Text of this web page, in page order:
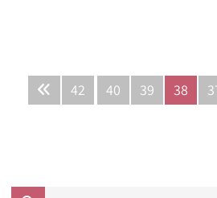
38
39
40
42